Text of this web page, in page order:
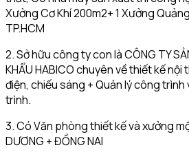
Xưởng Cơ Khí 200m2+ 1 Xưởng
TP.HCM
2. Sở hữu công ty con là CÔNG TY
KHẨU HABICO chuyên về thiết kế
điện, chiếu sáng + Quản lý công
trình.
3. Có Văn phòng thiết kế và xưởng
DƯƠNG + ĐỒNG NAI